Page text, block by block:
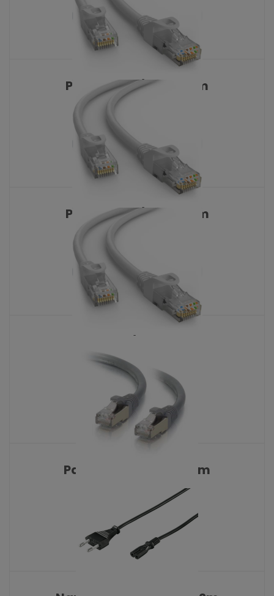
Patch AN-S/FTP 0,25m
KATALOŠKI BROJ: 8533
Patch AN-S/FTP 0,50m
KATALOŠKI BROJ: 8534
KATALOŠKI BROJ: 8535
Patch FTP CAT6E 0.25m